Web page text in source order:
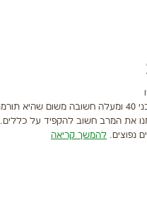
פעילות גופנית לבני 40 ומעלה חשובה
את המרב חשוב להקפיד על
נפוצים. להמשך קריאה